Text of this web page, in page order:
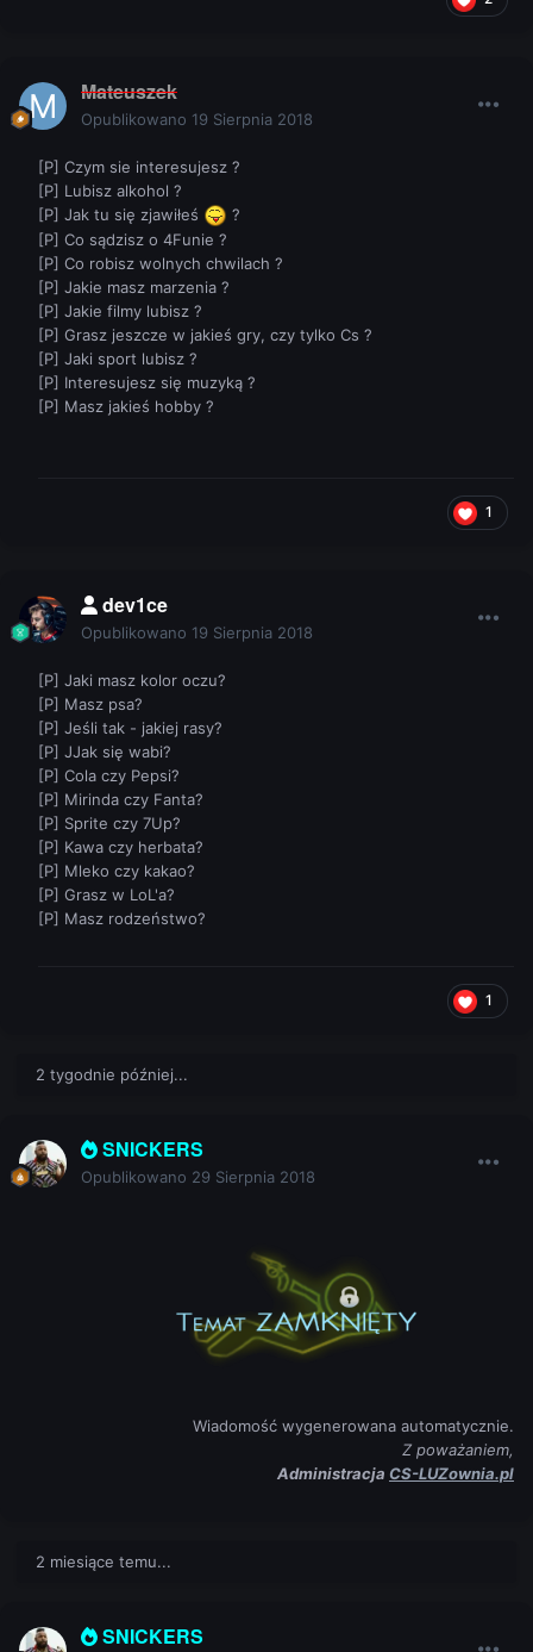
Mateuszek
Opublikowano 19 Sierpnia 2018
[P] Czym sie interesujesz ?
[P] Lubisz alkohol ?
[P] Jak tu się zjawiłeś
?
[P] Co sądzisz o 4Funie ?
[P] Co robisz wolnych chwilach ?
[P] Jakie masz marzenia ?
[P] Jakie filmy lubisz ?
[P] Grasz jeszcze w jakieś gry, czy tylko Cs ?
[P] Jaki sport lubisz ?
[P] Interesujesz się muzyką ?
[P] Masz jakieś hobby ?
1
dev1ce
Opublikowano 19 Sierpnia 2018
[P] Jaki masz kolor oczu?
[P] Masz psa?
[P] Jeśli tak - jakiej rasy?
[P] JJak się wabi?
[P] Cola czy Pepsi?
[P] Mirinda czy Fanta?
[P] Sprite czy 7Up?
[P] Kawa czy herbata?
[P] Mleko czy kakao?
[P] Grasz w LoL'a?
[P] Masz rodzeństwo?
1
2 tygodnie później...
SNICKERS
Opublikowano 29 Sierpnia 2018
Wiadomość wygenerowana automatycznie.
Z poważaniem,
Administracja CS-LUZownia.pl
2 miesiące temu...
SNICKERS